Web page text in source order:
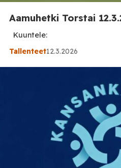
Aamuhetki Torstai
Kuuntele:
Tallenteet12.3.2026